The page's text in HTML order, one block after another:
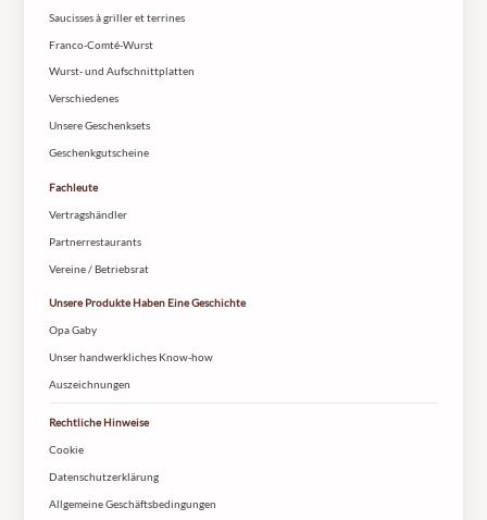
Saucisses à griller et terrines
Franco-Comté-Wurst
Wurst- und Aufschnittplatten
Verschiedenes
Unsere Geschenksets
Geschenkgutscheine
Fachleute
Vertragshändler
Partnerrestaurants
Vereine / Betriebsrat
Unsere Produkte Haben Eine Geschichte
Opa Gaby
Unser handwerkliches Know-how
Auszeichnungen
Rechtliche Hinweise
Cookie
Datenschutzerklärung
Allgemeine Geschäftsbedingungen